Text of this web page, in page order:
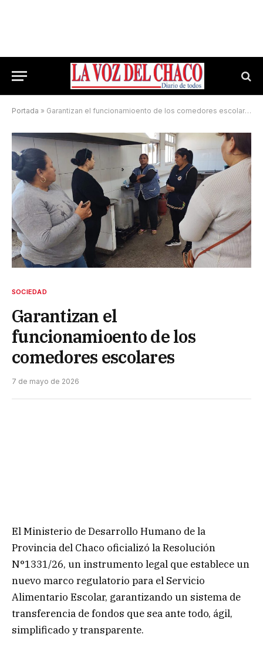
Portada » Garantizan el funcionamioento de los comedores escolares
SOCIEDAD
Garantizan el
funcionamioento de los
comedores escolares
7 de mayo de 2026
El Ministerio de Desarrollo Humano de la
Provincia del Chaco oficializó la Resolución
N°1331/26, un instrumento legal que establece un
nuevo marco regulatorio para el Servicio
Alimentario Escolar, garantizando un sistema de
transferencia de fondos que sea ante todo, ágil,
simplificado y transparente.